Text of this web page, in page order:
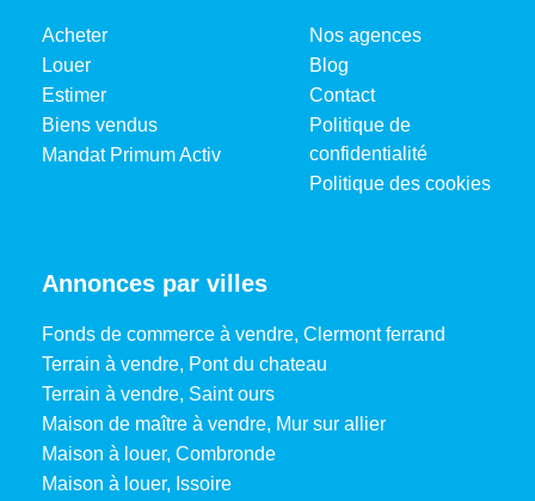
Acheter
Louer
Estimer
Biens vendus
Mandat Primum Activ
Nos agences
Blog
Contact
Politique de
confidentialité
Politique des cookies
Annonces par villes
Fonds de commerce à vendre, Clermont ferrand
Terrain à vendre, Pont du chateau
Terrain à vendre, Saint ours
Maison de maître à vendre, Mur sur allier
Maison à louer, Combronde
Maison à louer, Issoire